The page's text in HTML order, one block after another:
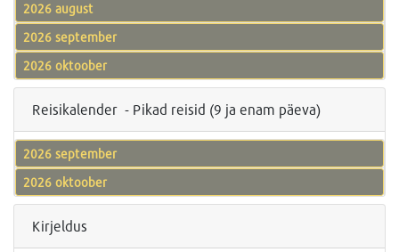
2026 august
2026 september
2026 oktoober
Reisikalender - Pikad reisid (9 ja enam päeva)
2026 september
2026 oktoober
Kirjeldus